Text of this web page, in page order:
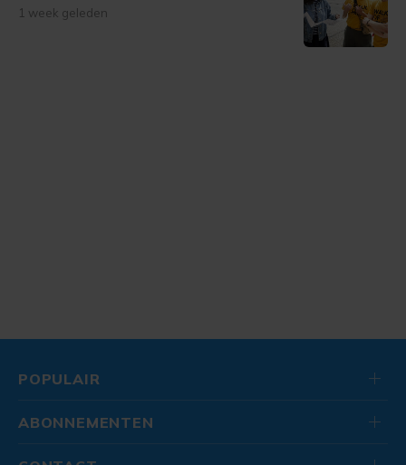
1 week geleden
POPULAIR
ABONNEMENTEN